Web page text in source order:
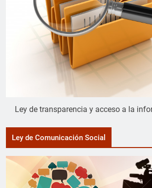
Ley de transparencia y acceso a la
Ley de Comunicación Social